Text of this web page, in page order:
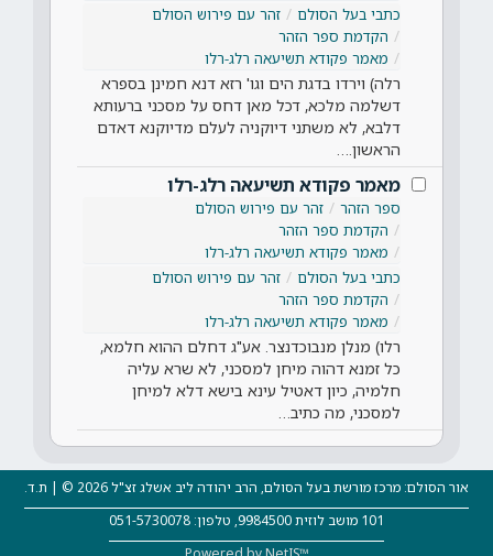
כתבי בעל הסולם
זהר עם פירוש הסולם
הקדמת ספר הזהר
מאמר פקודא תשיעאה רלג-רלו
רלה) וירדו בדגת הים וגו' רזא דנא חמינן בספרא
דשלמה מלכא, דכל מאן דחס על מסכני ברעותא
דלבא, לא משתני דיוקניה לעלם מדיוקנא דאדם
הראשון.…
מאמר פקודא תשיעאה רלג-רלו
ספר הזהר
זהר עם פירוש הסולם
הקדמת ספר הזהר
מאמר פקודא תשיעאה רלג-רלו
כתבי בעל הסולם
זהר עם פירוש הסולם
הקדמת ספר הזהר
מאמר פקודא תשיעאה רלג-רלו
רלו) מנלן מנבוכדנצר. אע"ג דחלם ההוא חלמא,
כל זמנא דהוה מיחן למסכני, לא שרא עליה
חלמיה, כיון דאטיל עינא בישא דלא למיחן
למסכני, מה כתיב…
אור הסולם: מרכז מורשת בעל הסולם, הרב יהודה ליב אשלג זצ"ל 2026 © | ת.ד.
101 מושב לוזית 9984500, טלפון: 051-5730078